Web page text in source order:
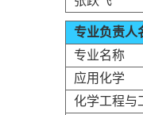
专业负责人
专业名称
应用化学
化学工程与